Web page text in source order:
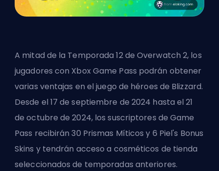
A mitad de la Temporada 12 de Overwatch 2, los
jugadores con Xbox Game Pass podrán obtener
varias ventajas en el juego de héroes de Blizzard.
Desde el 17 de septiembre de 2024 hasta el 21
de octubre de 2024, los suscriptores de Game
Pass recibirán 30 Prismas Míticos y 6 Piel's Bonus
Skins y tendrán acceso a cosméticos de tienda
seleccionados de temporadas anteriores.